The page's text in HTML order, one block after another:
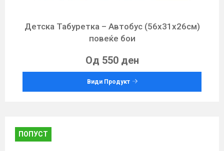
Детска Табуретка – Автобус (56х31х26см)
повеќе бои
Од 550 ден
Види Продукт
ПОПУСТ